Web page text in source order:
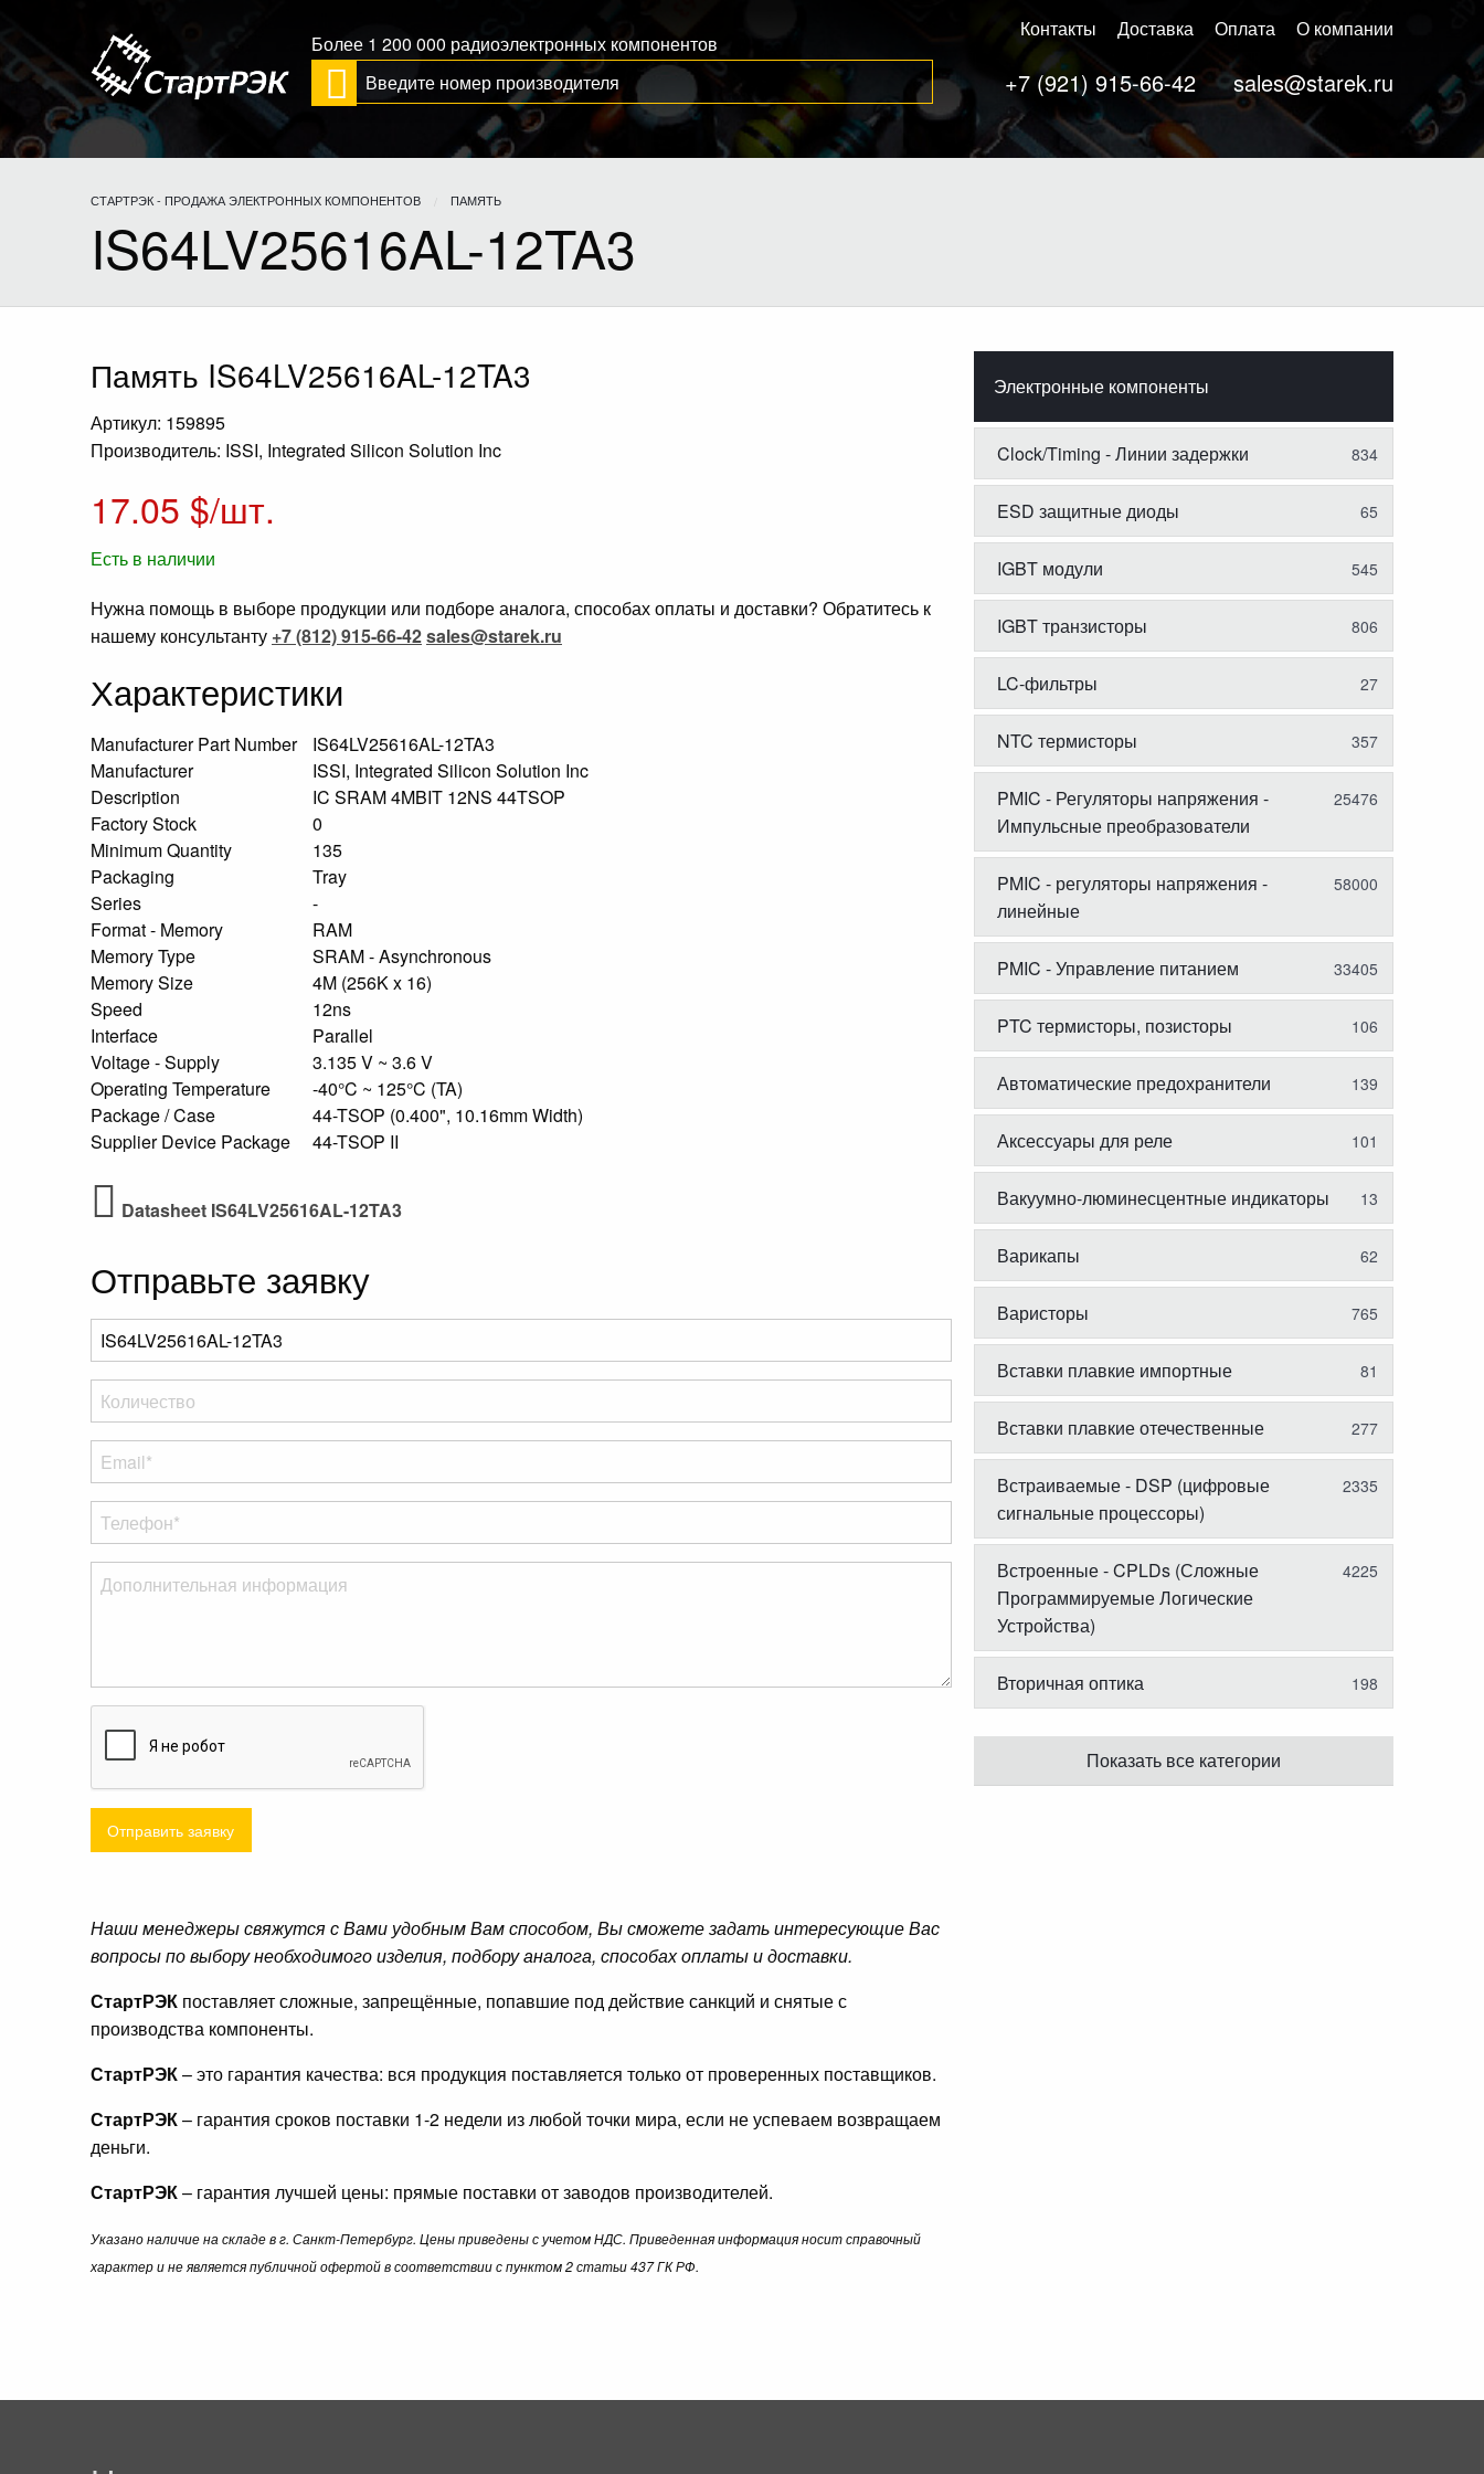
Более 1 200 000 радиоэлектронных компонентов
Контакты Доставка Оплата О компании
+7 (921) 915-66-42 sales@starek.ru
СТАРТРЭК - ПРОДАЖА ЭЛЕКТРОННЫХ КОМПОНЕНТОВ ПАМЯТЬ
IS64LV25616AL-12TA3
Память IS64LV25616AL-12TA3
Артикул: 159895
Производитель: ISSI, Integrated Silicon Solution Inc
17.05 $/шт.
Есть в наличии
Нужна помощь в выборе продукции или подборе аналога, способах оплаты и доставки? Обратитесь к
нашему консультанту +7 (812) 915-66-42sales@starek.ru
Характеристики
Manufacturer Part Number
IS64LV25616AL-12TA3
Manufacturer
ISSI, Integrated Silicon Solution Inc
Description
IC SRAM 4MBIT 12NS 44TSOP
Factory Stock
0
Minimum Quantity
135
Packaging
Tray
Series
-
Format - Memory
RAM
Memory Type
SRAM - Asynchronous
Memory Size
4M (256K x 16)
Speed
12ns
Interface
Parallel
Voltage - Supply
3.135 V ~ 3.6 V
Operating Temperature
-40°C ~ 125°C (TA)
Package / Case
44-TSOP (0.400", 10.16mm Width)
Supplier Device Package
44-TSOP II
Datasheet IS64LV25616AL-12TA3
Отправьте заявку
Отправить заявку
Наши менеджеры свяжутся с Вами удобным Вам способом, Вы сможете задать интересующие Вас
вопросы по выбору необходимого изделия, подбору аналога, способах оплаты и доставки.
СтартРЭК поставляет сложные, запрещённые, попавшие под действие санкций и снятые с
производства компоненты.
СтартРЭК– это гарантия качества: вся продукция поставляется только от проверенных поставщиков.
СтартРЭК– гарантия сроков поставки 1-2 недели из любой точки мира, если не успеваем возвращаем
деньги.
СтартРЭК– гарантия лучшей цены: прямые поставки от заводов производителей.
Указано наличие на складе в г. Санкт-Петербург. Цены приведены с учетом НДС. Приведенная информация носит справочный
характер и не является публичной офертой в соответствии с пунктом 2 статьи 437 ГК РФ.
Электронные компоненты
Clock/Timing - Линии задержки 834
ESD защитные диоды 65
IGBT модули 545
IGBT транзисторы 806
LC-фильтры 27
NTC термисторы 357
PMIC - Регуляторы напряжения -
Импульсные преобразователи
25476
PMIC - регуляторы напряжения -
линейные
58000
PMIC - Управление питанием 33405
PTC термисторы, позисторы 106
Автоматические предохранители 139
Аксессуары для реле 101
Вакуумно-люминесцентные индикаторы 13
Варикапы 62
Варисторы 765
Вставки плавкие импортные 81
Вставки плавкие отечественные 277
Встраиваемые - DSP (цифровые
сигнальные процессоры)
2335
Встроенные - CPLDs (Сложные
Программируемые Логические
Устройства)
4225
Вторичная оптика 198
Показать все категории